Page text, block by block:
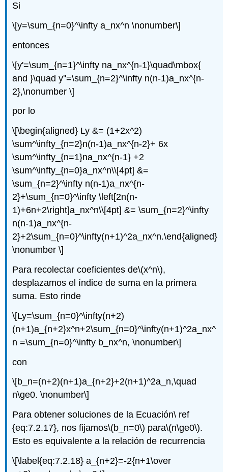
Si
\[y=\sum_{n=0}^\infty a_nx^n \nonumber\]
entonces
\[y'=\sum_{n=1}^\infty na_nx^{n-1}\quad\mbox{
and }\quad y''=\sum_{n=2}^\infty n(n-1)a_nx^{n-
2},\nonumber \]
por lo
\[\begin{aligned} Ly &= (1+2x^2)
\sum^\infty_{n=2}n(n-1)a_nx^{n-2}+ 6x
\sum^\infty_{n=1}na_nx^{n-1} +2
\sum^\infty_{n=0}a_nx^n\\[4pt] &=
\sum_{n=2}^\infty n(n-1)a_nx^{n-
2}+\sum_{n=0}^\infty \left[2n(n-
1)+6n+2\right]a_nx^n\\[4pt] &= \sum_{n=2}^\infty
n(n-1)a_nx^{n-
2}+2\sum_{n=0}^\infty(n+1)^2a_nx^n.\end{aligned}
\nonumber \]
Para recolectar coeficientes de\(x^n\),
desplazamos el índice de suma en la primera
suma. Esto rinde
\[Ly=\sum_{n=0}^\infty(n+2)
(n+1)a_{n+2}x^n+2\sum_{n=0}^\infty(n+1)^2a_nx^
n =\sum_{n=0}^\infty b_nx^n, \nonumber\]
con
\[b_n=(n+2)(n+1)a_{n+2}+2(n+1)^2a_n,\quad
n\ge0. \nonumber\]
Para obtener soluciones de la Ecuación\ ref
{eq:7.2.17}, nos fijamos\(b_n=0\) para\(n\ge0\).
Esto es equivalente a la relación de recurrencia
\[\label{eq:7.2.18} a_{n+2}=-2{n+1\over